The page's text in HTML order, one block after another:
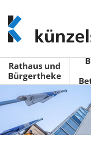
www.kuenzelsau.de
(zur
Startseite)
Rathaus und
Bürgertheke